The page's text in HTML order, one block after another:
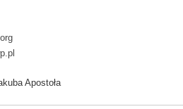
Apostoła